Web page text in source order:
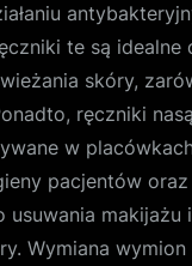
te są idealne
skóry,
ręczniki
w
pacjentów
usuwania makijażu i
Wymiana